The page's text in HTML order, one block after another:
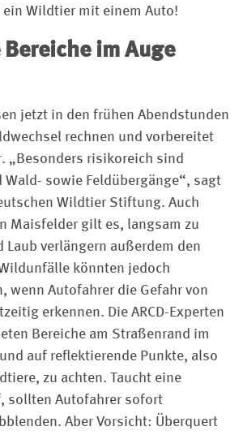
Wildtier mit einem Auto!
im Auge
jetzt in den frühen Abendstunden
rechnen und vorbereitet
„Besonders risikoreich sind
Wald- sowie Feldübergänge“, sagt
Wildtier Stiftung. Auch
Maisfelder gilt es, langsam zu
Laub verlängern außerdem den
könnten jedoch
wenn Autofahrer die Gefahr von
erkennen. Die ARCD-Experten
Bereiche am Straßenrand im
auf reflektierende Punkte, also
zu achten. Taucht eine
sollten Autofahrer sofort
Aber Vorsicht: Überquert